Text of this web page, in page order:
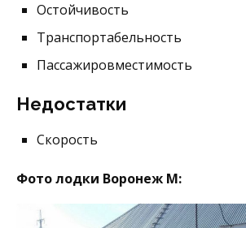
Остойчивость
Транспортабельность
Пассажировместимость
Недостатки
Скорость
Фото лодки Воронеж М: